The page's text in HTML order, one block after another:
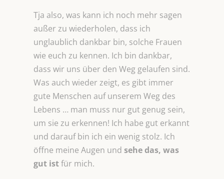
Tja also, was kann ich noch mehr sagen
außer zu wiederholen, dass ich
unglaublich dankbar bin, solche Frauen
wie euch zu kennen. Ich bin dankbar,
dass wir uns über den Weg gelaufen sind.
Was auch wieder zeigt, es gibt immer
gute Menschen auf unserem Weg des
Lebens … man muss nur gut genug sein,
um sie zu erkennen! Ich habe gut erkannt
und darauf bin ich ein wenig stolz. Ich
öffne meine Augen und sehe das, was
gut istfür mich.